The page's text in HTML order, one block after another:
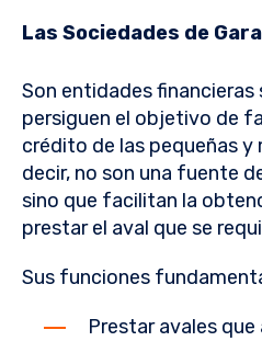
Las Sociedades de
Son entidades financieras
persiguen el objetivo de
crédito de las pequeñas y
decir, no son una fuente
sino que facilitan la
prestar el aval que se
Sus funciones
Prestar avales que